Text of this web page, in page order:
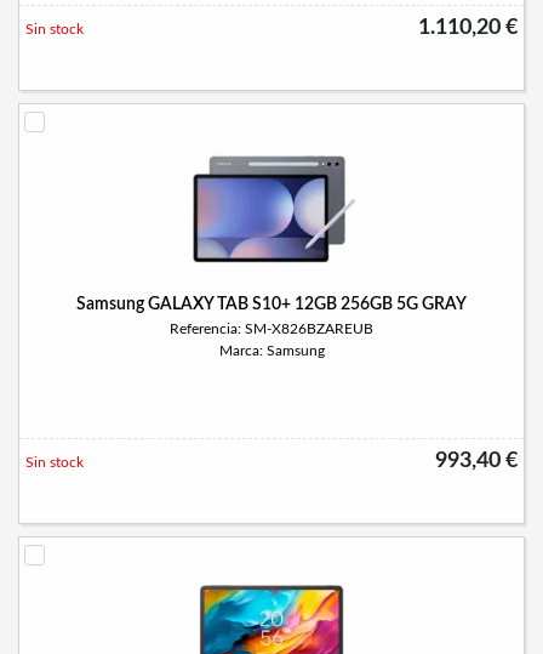
1.110,20 €
Sin stock
Samsung GALAXY TAB S10+ 12GB 256GB 5G GRAY
Referencia: SM-X826BZAREUB
Marca: Samsung
993,40 €
Sin stock